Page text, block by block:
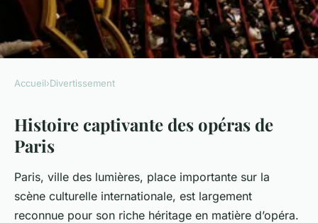
Opéras de Paris : entre
histoire, architecture et magie
des spectacles
7 min de lecture
Accueil›Divertissement
Histoire captivante des opéras de
Paris
Paris, ville des lumières, place importante sur la
scène culturelle internationale, est largement
reconnue pour son riche héritage en matière d’opéra.